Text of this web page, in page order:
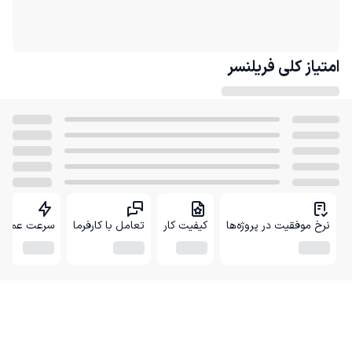
امتیاز کلی فریلنسر
نرخ موفقیت در پروژه‌ها کیفیت کار تعامل با کارفرما سرعت عمل